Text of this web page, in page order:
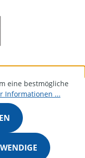
eine bestmögliche
Informationen ...